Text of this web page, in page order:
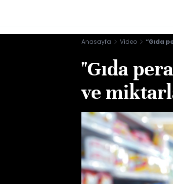
Anasayfa Video “Gıda
"Gıda
ve